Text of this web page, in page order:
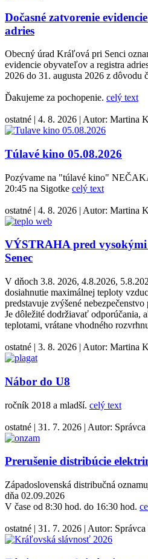
Dočasné zatvorenie
adries
Obecný úrad Kráľová pri Senci
evidencie obyvateľov a registra
2026 do 31. augusta 2026 z dôvodu
Ďakujeme za pochopenie. celý text
ostatné | 4. 8. 2026 | Autor: Martina
Túlavé kino 05.08.2026
Pozývame na "túlavé kino"
20:45 na Sigotke celý text
ostatné | 4. 8. 2026 | Autor: Martina
VÝSTRAHA pred vysokými
Senec
V dňoch 3.8. 2026, 4.8.2026,
dosiahnutie maximálnej teploty
predstavuje zvýšené
Je dôležité dodržiavať odporúčania,
teplotami, vrátane vhodného
ostatné | 3. 8. 2026 | Autor: Martina
Nábor do U8
ročník 2018 a mladší. celý text
ostatné | 31. 7. 2026 | Autor: Správca
Prerušenie distribúcie
Západoslovenská distribučná
dňa 02.09.2026
V čase od 8:30 hod. do 16:30 hod.
ostatné | 31. 7. 2026 | Autor: Správca